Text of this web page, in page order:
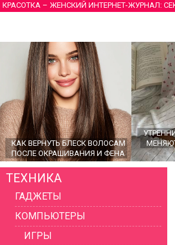
КРАСОТКА – ЖЕНСКИЙ ИНТЕРНЕТ-ЖУРНАЛ:
КАК ВЕРНУТЬ БЛЕСК ВОЛОСАМ
ПОСЛЕ ОКРАШИВАНИЯ И ФЕНА
ТЕХНИКА
ГАДЖЕТЫ
КОМПЬЮТЕРЫ
ИГРЫ